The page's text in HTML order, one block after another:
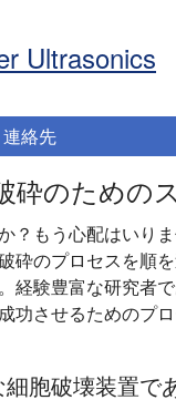
Ultrasonics
連絡先
砕のための
？もう心配はいり
砕のプロセスを順
経験豊富な研究者
功させるためのプ
胞破壊装置で